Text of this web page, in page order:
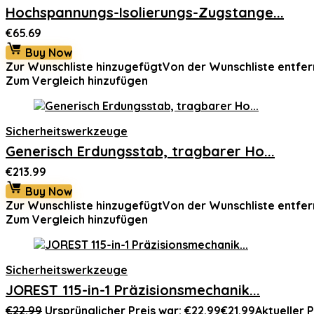
Hochspannungs-Isolierungs-Zugstange...
€65.69
Buy Now
Zur Wunschliste hinzugefügtVon der Wunschliste
Zum Vergleich hinzufügen
Sicherheitswerkzeuge
Generisch Erdungsstab, tragbarer Ho...
€213.99
Buy Now
Zur Wunschliste hinzugefügtVon der Wunschliste
Zum Vergleich hinzufügen
Sicherheitswerkzeuge
JOREST 115-in-1 Präzisionsmechanik...
€22.99 Ursprünglicher Preis war: €22.99€21.99Aktueller